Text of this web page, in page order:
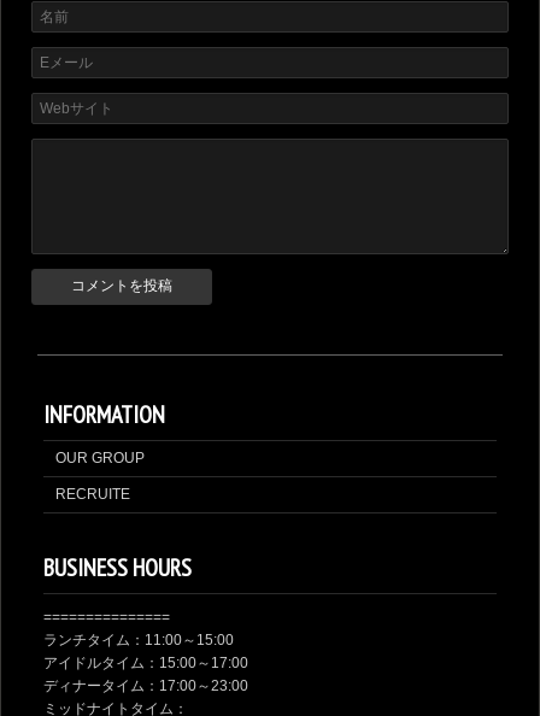
INFORMATION
OUR GROUP
RECRUITE
BUSINESS HOURS
===============
ランチタイム：11:00～15:00
アイドルタイム：15:00～17:00
ディナータイム：17:00～23:00
ミッドナイトタイム：